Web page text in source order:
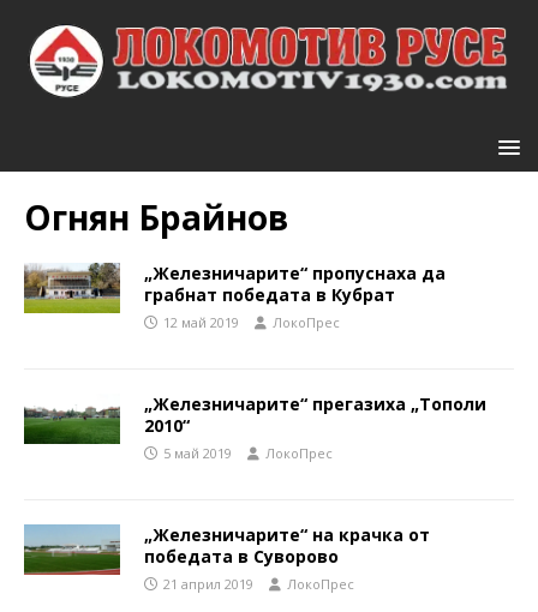
Огнян Брайнов
„Железничарите“ пропуснаха да
грабнат победата в Кубрат
12 май 2019 ЛокоПрес
„Железничарите“ прегазиха „Тополи
2010“
5 май 2019 ЛокоПрес
„Железничарите“ на крачка от
победата в Суворово
21 април 2019 ЛокоПрес